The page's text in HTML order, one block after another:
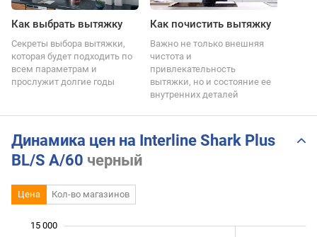
Как выбрать вытяжку
Секреты выбора вытяжки,
которая будет подходить по
всем параметрам и
прослужит долгие годы
Как почистить вытяжку
Важно не только внешняя
чистота и
привлекательность
вытяжки, но и состояние ее
внутренних деталей
Динамика цен на Interline Shark Plus
BL/S A/60 черный
Цена Кол-во магазинов
15 000